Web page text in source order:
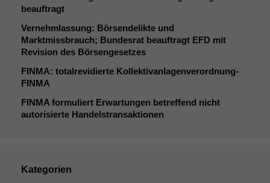
beauftragt
Vernehmlassung: Börsendelikte und
Marktmissbrauch; Bundesrat beauftragt EFD mit
Revision des Börsengesetzes
FINMA: totalrevidierte Kollektivanlagenverordnung-
FINMA
FINMA formuliert Erwartungen betreffend nicht
autorisierte Handelstransaktionen
Kategorien